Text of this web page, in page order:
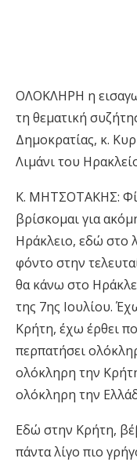
ΟΛΟΚΛΗΡΗ η
τη θεματική
Δημοκρατίας, κ.
Λιμάνι του
Κ. ΜΗΤΣΟΤΑΚΗΣ:
βρίσκομαι για
Ηράκλειο, εδώ στο
φόντο στην
θα κάνω στο
της 7ης Ιουλίου.
Κρήτη, έχω έρθει
περπατήσει
ολόκληρη την
ολόκληρη την
Εδώ στην Κρήτη,
πάντα λίγο πιο